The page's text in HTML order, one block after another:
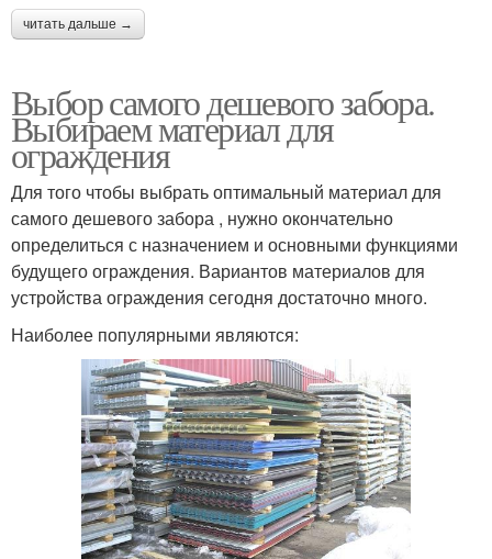
читать дальше →
Выбор самого дешевого забора.
Выбираем материал для
ограждения
Для того чтобы выбрать оптимальный материал для
самого дешевого забора , нужно окончательно
определиться с назначением и основными функциями
будущего ограждения. Вариантов материалов для
устройства ограждения сегодня достаточно много.
Наиболее популярными являются: